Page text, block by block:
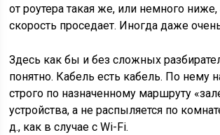
от роутера такая же, или немного
скорость проседает. Иногда даже
Здесь как бы и без сложных
понятно. Кабель есть кабель. По нему
строго по назначенному маршруту
устройства, а не распыляется по
д., как в случае с Wi-Fi.